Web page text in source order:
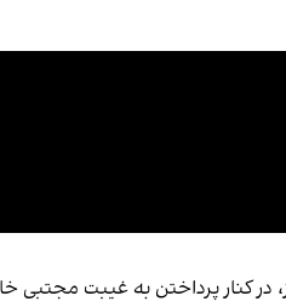
کنار پرداختن به غیبت مجتبی